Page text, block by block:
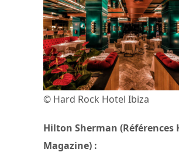
© Hard Rock Hotel Ibiza
Hilton Sherman (Références
Magazine) :